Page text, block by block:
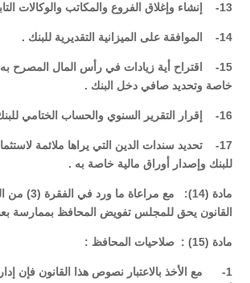
13- إنشاء وإغلاق الفروع والمكاتب والوكالات التابعة للبنك .
14- الموافقة على الميزانية التقديرية للبنك .
15- اقتراح أية زيادات في رأس المال المصرح
خاصة وتحديد صافي دخل البنك .
16- إقرار التقرير السنوي والحساب الختامي للبنك .
17- تحديد سندات الدين التي يراها ملائمة
للبنك وإصدار أوراق مالية خاصة به .
القانون يحق للمجلس تفويض المحافظ بممارسة
مادة (15) : صلاحيات المحافظ :
1- مع الأخذ بالاعتبار نصوص هذا القانون فإن